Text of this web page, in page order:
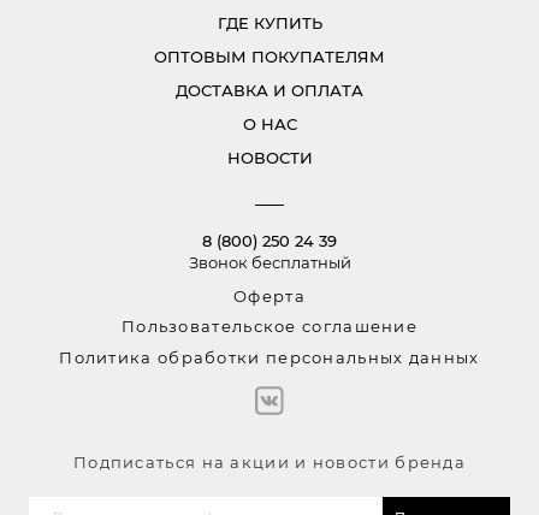
ГДЕ КУПИТЬ
ОПТОВЫМ ПОКУПАТЕЛЯМ
ДОСТАВКА И ОПЛАТА
О НАС
НОВОСТИ
8 (800) 250 24 39
Звонок бесплатный
Оферта
Пользовательское соглашение
Политика обработки персональных данных
Подписаться на акции и новости бренда